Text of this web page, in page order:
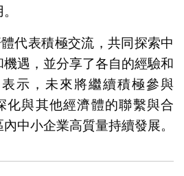
代表積極交流，共同探索中
遇，並分享了各自的經驗和
示，未來將繼續積極參與
化與其他經濟體的聯繫與合
中小企業高質量持續發展。